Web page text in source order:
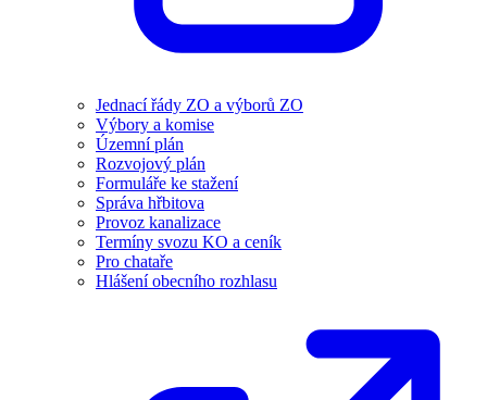
Jednací řády ZO a výborů ZO
Výbory a komise
Územní plán
Rozvojový plán
Formuláře ke stažení
Správa hřbitova
Provoz kanalizace
Termíny svozu KO a ceník
Pro chataře
Hlášení obecního rozhlasu